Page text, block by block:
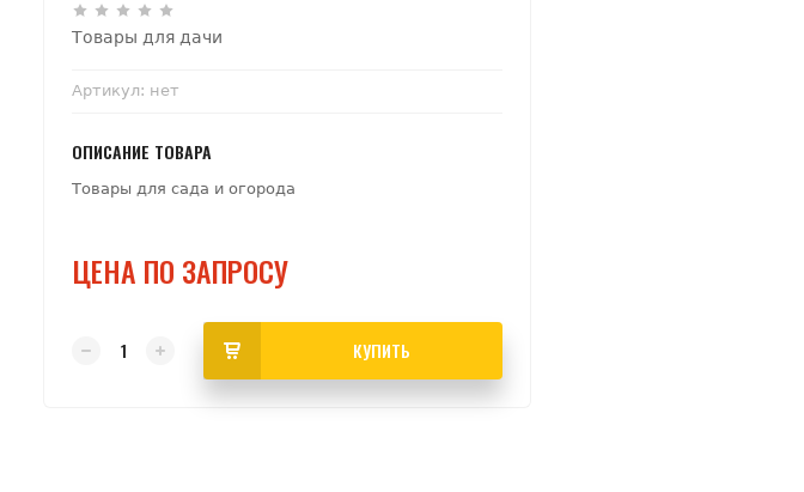
Товары для дачи
Артикул: нет
ОПИСАНИЕ ТОВАРА
Товары для сада и огорода
ЦЕНА ПО ЗАПРОСУ
КУПИТЬ